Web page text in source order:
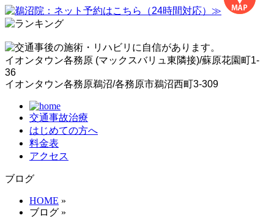
イオンタウン各務原 (マックスバリュ東隣接)/蘇原花園町1-
36
イオンタウン各務原鵜沼/各務原市鵜沼西町3-309
交通事故治療
はじめての方へ
料金表
アクセス
ブログ
HOME »
ブログ »